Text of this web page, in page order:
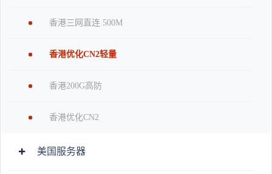
香港三网直连 500M
香港优化CN2轻量
香港200G高防
香港优化CN2
美国服务器